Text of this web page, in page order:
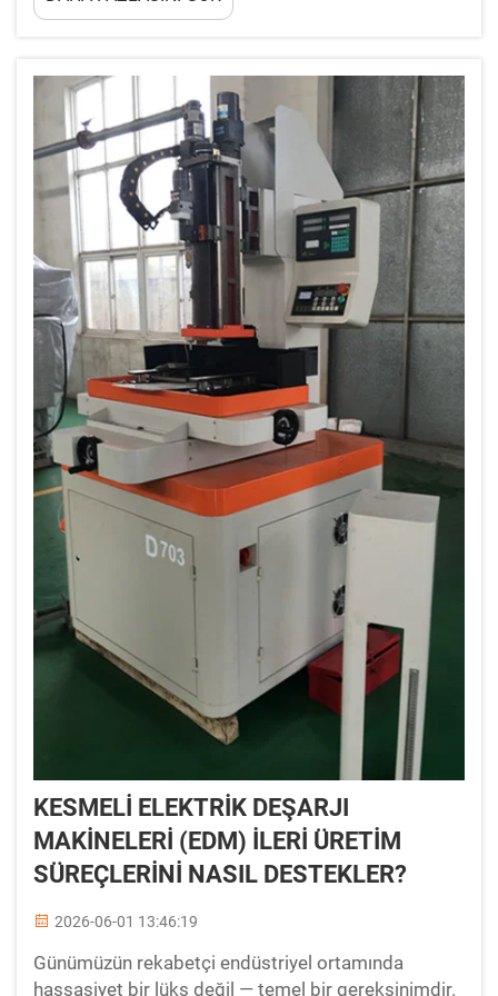
EDM) teknolojisi, bu gereksinimi karşılayan en
ve bileşenlerin karmaşıklığı arttıkça...
KESMELİ ELEKTRİK DEŞARJI
MAKİNELERİ (EDM) İLERİ ÜRETİM
SÜREÇLERİNİ NASIL DESTEKLER?
2026-06-01 13:46:19
Günümüzün rekabetçi endüstriyel ortamında
hassasiyet bir lüks değil — temel bir gereksinimdir.